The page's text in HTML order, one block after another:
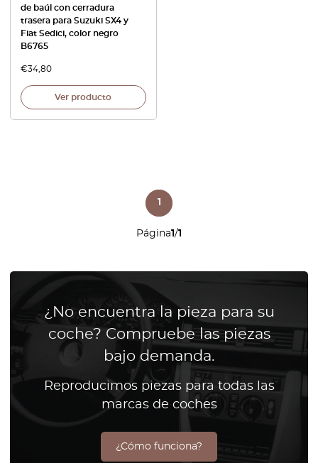
de baúl con cerradura
trasera para Suzuki SX4 y
Fiat Sedici, color negro
B6765
€34,80
Ver producto
Página1/1
1
¿No encuentra la pieza para su
coche? Compruebe las piezas
bajo demanda.
Reproducimos piezas para todas las
marcas de coches
¿Cómo funciona?